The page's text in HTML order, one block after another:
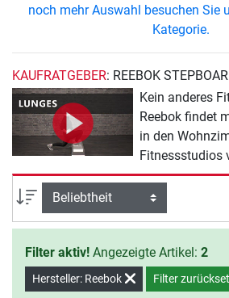
noch mehr Auswahl besuchen Sie
Kategorie.
KAUFRATGEBER: REEBOK
Kein anderes
Reebok findet
in den
Fitnessstudios
Stepboards
Erfindung in
Jahre war
klassischen
Mittlerweile gibt
Fitness
Farbvarianten
Sortierung
Filter aktiv! Angezeigte Artikel: 2
Hersteller: Reebok Filter